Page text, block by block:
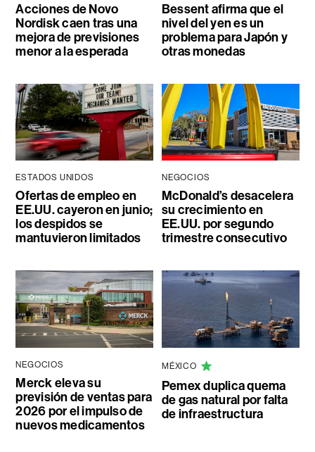
Acciones de Novo
Nordisk caen tras una
mejora de previsiones
menor a la esperada
Bessent afirma que el
nivel del yen es un
problema para Japón y
otras monedas
ESTADOS UNIDOS
Ofertas de empleo en
EE.UU. cayeron en junio;
los despidos se
mantuvieron limitados
NEGOCIOS
McDonald’s desacelera
su crecimiento en
EE.UU. por segundo
trimestre consecutivo
NEGOCIOS
Merck eleva su
previsión de ventas para
2026 por el impulso de
nuevos medicamentos
MÉXICO
Pemex duplica quema
de gas natural por falta
de infraestructura